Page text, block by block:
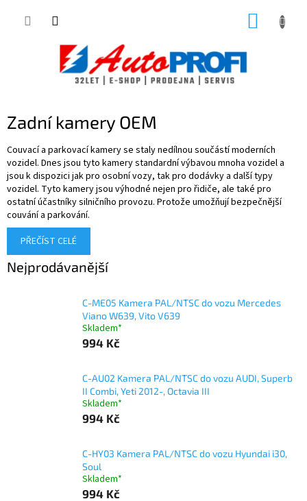
Zadní kamery OEM
Couvací a parkovací kamery se staly nedílnou součástí moderních
vozidel. Dnes jsou tyto kamery standardní výbavou mnoha vozidel a
jsou k dispozici jak pro osobní vozy, tak pro dodávky a další typy
vozidel. Tyto kamery jsou výhodné nejen pro řidiče, ale také pro
ostatní účastníky silničního provozu. Protože umožňují bezpečnější
couvání a parkování.
PŘEČÍST CELÉ
Nejprodávanější
C-ME05 Kamera PAL/NTSC do vozu Mercedes
Viano W639, Vito V639
Skladem*
994 Kč
C-AU02 Kamera PAL/NTSC do vozu AUDI, Superb
II Combi, Yeti 2012-, Octavia III
Skladem*
994 Kč
C-HY03 Kamera PAL/NTSC do vozu Hyundai i30,
Soul
Skladem*
994 Kč